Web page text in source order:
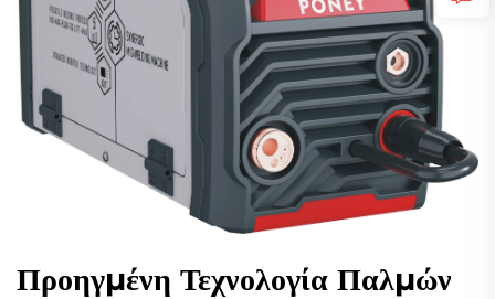
Προηγμένη Τεχνολογία Παλμών